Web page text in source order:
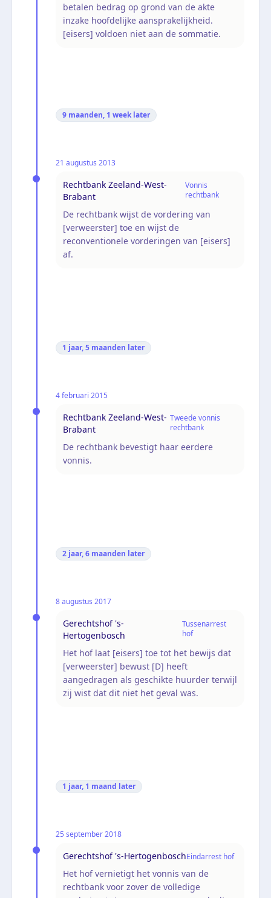
betalen bedrag op grond van de akte
inzake hoofdelijke aansprakelijkheid.
[eisers] voldoen niet aan de sommatie.
9 maanden, 1 week later
21 augustus 2013
Rechtbank Zeeland-West-
Brabant
Vonnis
rechtbank
De rechtbank wijst de vordering van
[verweerster] toe en wijst de
reconventionele vorderingen van [eisers]
af.
1 jaar, 5 maanden later
4 februari 2015
Rechtbank Zeeland-West-
Brabant
Tweede vonnis
rechtbank
De rechtbank bevestigt haar eerdere
vonnis.
2 jaar, 6 maanden later
8 augustus 2017
Gerechtshof 's-
Hertogenbosch
Tussenarrest
hof
Het hof laat [eisers] toe tot het bewijs dat
[verweerster] bewust [D] heeft
aangedragen als geschikte huurder terwijl
zij wist dat dit niet het geval was.
1 jaar, 1 maand later
25 september 2018
Gerechtshof 's-HertogenboschEindarrest hof
Het hof vernietigt het vonnis van de
rechtbank voor zover de volledige